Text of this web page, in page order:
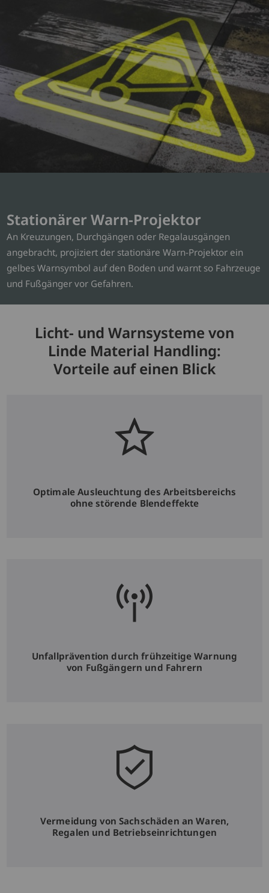
Stationärer Warn-Projektor
An Kreuzungen, Durchgängen oder Regalausgängen
angebracht, projiziert der stationäre Warn-Projektor ein
gelbes Warnsymbol auf den Boden und warnt so Fahrzeuge
und Fußgänger vor Gefahren.
Licht- und Warnsysteme von
Linde Material Handling:
Vorteile auf einen Blick
Optimale Ausleuchtung des Arbeitsbereichs
ohne störende Blendeffekte
Unfallprävention durch frühzeitige Warnung
von Fußgängern und Fahrern
Vermeidung von Sachschäden an Waren,
Regalen und Betriebseinrichtungen